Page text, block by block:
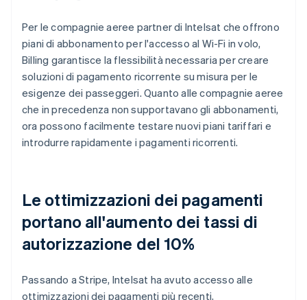
Per le compagnie aeree partner di Intelsat che offrono
piani di abbonamento per l'accesso al Wi-Fi in volo,
Billing garantisce la flessibilità necessaria per creare
soluzioni di pagamento ricorrente su misura per le
esigenze dei passeggeri. Quanto alle compagnie aeree
che in precedenza non supportavano gli abbonamenti,
ora possono facilmente testare nuovi piani tariffari e
introdurre rapidamente i pagamenti ricorrenti.
Le ottimizzazioni dei pagamenti
portano all'aumento dei tassi di
autorizzazione del 10%
Passando a Stripe, Intelsat ha avuto accesso alle
ottimizzazioni dei pagamenti più recenti,